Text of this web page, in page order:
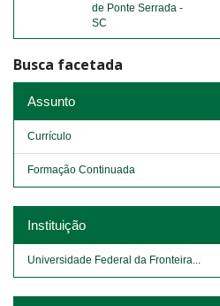
de Ponte Serrada -
SC
Busca facetada
Assunto
Currículo
Formação Continuada
Instituição
Universidade Federal da Fronteira...